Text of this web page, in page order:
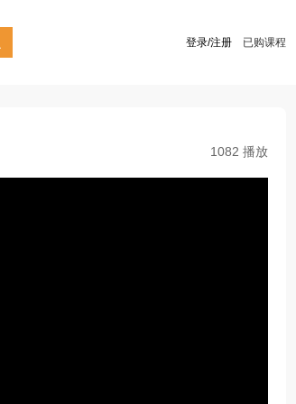
登录/注册 已购课程
1082 播放